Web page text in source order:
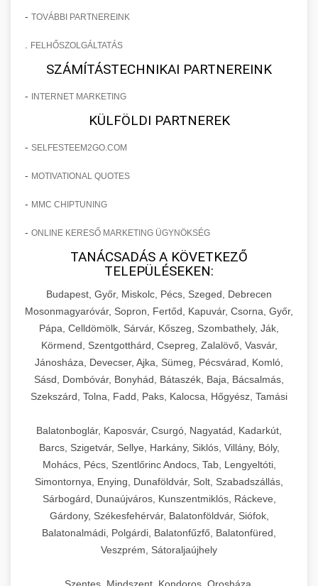
- TOVÁBBI PARTNEREINK
FELHŐSZOLGÁLTATÁS
SZÁMÍTÁSTECHNIKAI PARTNEREINK
- INTERNET MARKETING
KÜLFÖLDI PARTNEREK
- SELFESTEEM2GO.COM
- MOTIVATIONAL QUOTES
- MMC CHIPTUNING
- ONLINE KERESŐ MARKETING ÜGYNÖKSÉG
TANÁCSADÁS A KÖVETKEZŐ
TELEPÜLÉSEKEN:
Budapest, Győr, Miskolc, Pécs, Szeged, Debrecen
Mosonmagyaróvár, Sopron, Fertőd, Kapuvár, Csorna, Győr,
Pápa, Celldömölk, Sárvár, Kőszeg, Szombathely, Ják,
Körmend, Szentgotthárd, Csepreg, Zalalövő, Vasvár,
Jánosháza, Devecser, Ajka, Sümeg, Pécsvárad, Komló,
Sásd, Dombóvár, Bonyhád, Bátaszék, Baja, Bácsalmás,
Szekszárd, Tolna, Fadd, Paks, Kalocsa, Hőgyész, Tamási
Balatonboglár, Kaposvár, Csurgó, Nagyatád, Kadarkút,
Barcs, Szigetvár, Sellye, Harkány, Siklós, Villány, Bóly,
Mohács, Pécs, Szentlőrinc Andocs, Tab, Lengyeltóti,
Simontornya, Enying, Dunaföldvár, Solt, Szabadszállás,
Sárbogárd, Dunaújváros, Kunszentmiklós, Ráckeve,
Gárdony, Székesfehérvár, Balatonföldvár, Siófok,
Balatonalmádi, Polgárdi, Balatonfűzfő, Balatonfüred,
Veszprém, Sátoraljaújhely